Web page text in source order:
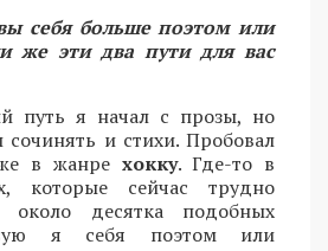
себя больше поэтом или
же эти два пути для вас
путь я начал с прозы, но
сочинять и стихи. Пробовал
в жанре хокку. Где-то в
которые сейчас трудно
около десятка подобных
я себя поэтом или